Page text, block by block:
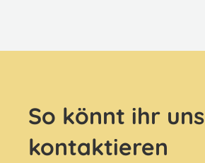
So könnt ihr uns
kontaktieren